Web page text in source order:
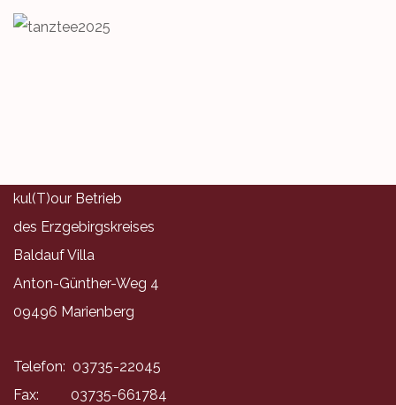
kul(T)our Betrieb
des Erzgebirgskreises
Baldauf Villa
Anton-Günther-Weg 4
09496 Marienberg
Telefon: 03735-22045
Fax: 03735-661784